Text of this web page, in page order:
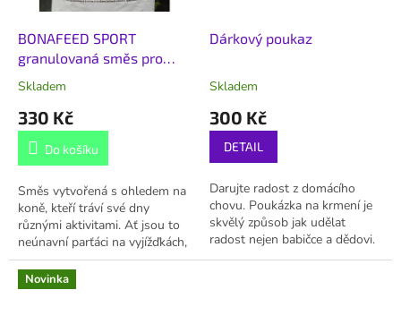
BONAFEED SPORT
granulovaná směs pro
koně 25 kg
Skladem
330 Kč
Do košíku
Směs vytvořená s ohledem na
koně, kteří tráví své dny
různými aktivitami. Ať jsou to
neúnavní parťáci na vyjížďkách,
nebo hobby parkuroví
matadoři, musí od nás dostat,
co...
Dárkový poukaz
Skladem
300 Kč
DETAIL
Darujte radost z domácího
chovu. Poukázka na krmení je
skvělý způsob jak udělat
radost nejen babičce a dědovi.
Pozor, použití poukazu se řídí
Novinka